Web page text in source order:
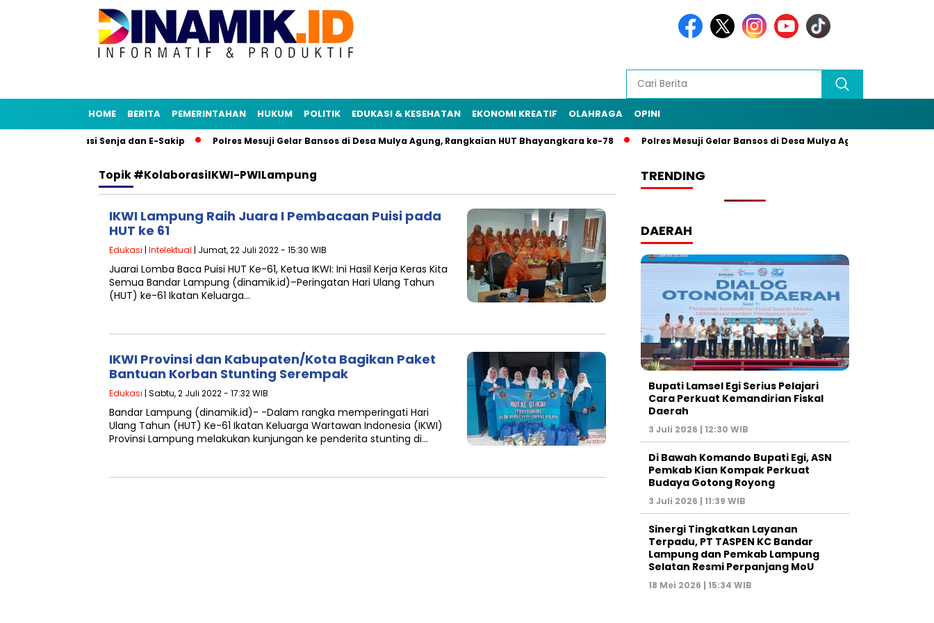
HOME BERITA PEMERINTAHAN HUKUM POLITIK EDUKASI & KESEHATAN EKONOMI KREATIF OLAHRAGA OPINI
Tiru Aplikasi Senja dan E-Sakip Polres Mesuji Gelar Bansos di Desa Mulya Agung, Rangkaian HUT Bhayangkara ke-78 Polres Mesuji Gelar Bansos di Desa Mulya Agung, Rangkaian
Topik#kolaborasiIKWI-PWILampung
IKWI Lampung Raih Juara I Pembacaan Puisi pada
HUT ke 61
Edukasi | Intelektual | Jumat, 22 Juli 2022 - 15:30 WIB
Juarai Lomba Baca Puisi HUT Ke-61, Ketua IKWI: Ini Hasil Kerja Keras Kita
Semua Bandar Lampung (dinamik.id)–Peringatan Hari Ulang Tahun
(HUT) ke-61 Ikatan Keluarga…
IKWI Provinsi dan Kabupaten/Kota Bagikan Paket
Bantuan Korban Stunting Serempak
Edukasi | Sabtu, 2 Juli 2022 - 17:32 WIB
Bandar Lampung (dinamik.id)- -Dalam rangka memperingati Hari
Ulang Tahun (HUT) Ke-61 Ikatan Keluarga Wartawan Indonesia (IKWI)
Provinsi Lampung melakukan kunjungan ke penderita stunting di…
TRENDING
DAERAH
Bupati Lamsel Egi Serius Pelajari
Cara Perkuat Kemandirian Fiskal
Daerah
3 Juli 2026 | 12:30 WIB
Di Bawah Komando Bupati Egi, ASN
Pemkab Kian Kompak Perkuat
Budaya Gotong Royong
3 Juli 2026 | 11:39 WIB
Sinergi Tingkatkan Layanan
Terpadu, PT TASPEN KC Bandar
Lampung dan Pemkab Lampung
Selatan Resmi Perpanjang MoU
18 Mei 2026 | 15:34 WIB